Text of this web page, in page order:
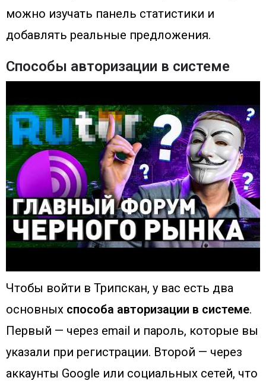
можно изучать панель статистики и
добавлять реальные предложения.
Способы авторизации в системе
Чтобы войти в Трипскан, у вас есть два
основных способа авторизации в системе.
Первый — через email и пароль, которые вы
указали при регистрации. Второй — через
аккаунты Google или социальных сетей, что